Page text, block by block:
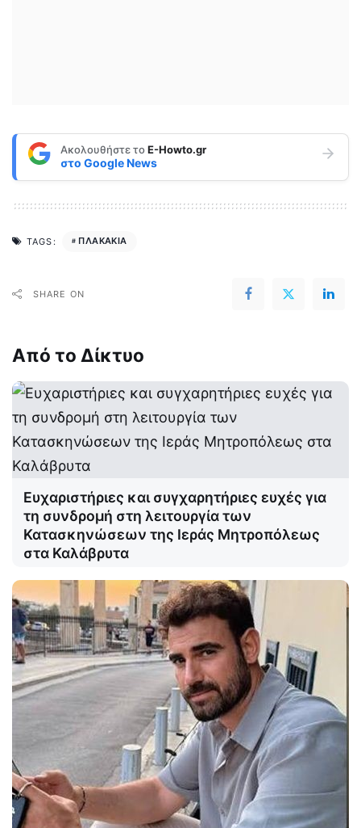
Ακολουθήστε τοE-Howto.gr
στο Google News
TAGS: ΠΛΑΚΑΚΙΑ
SHARE ON
Από το Δίκτυο
Ευχαριστήριες και συγχαρητήριες ευχές για
τη συνδρομή στη λειτουργία των
Κατασκηνώσεων της Ιεράς Μητροπόλεως
στα Καλάβρυτα